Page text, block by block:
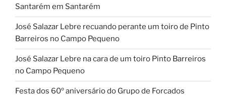
Santarém em Santarém
José Salazar Lebre recuando perante um toiro de Pinto
Barreiros no Campo Pequeno
José Salazar Lebre na cara de um toiro Pinto Barreiros
no Campo Pequeno
Festa dos 60º aniversário do Grupo de Forcados